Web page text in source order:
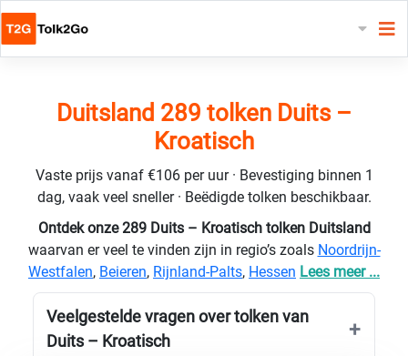
Duitsland 289 tolken Duits –
Kroatisch
Vaste prijs vanaf €106 per uur · Bevestiging binnen 1
dag, vaak veel sneller · Beëdigde tolken beschikbaar.
Ontdek onze 289 Duits – Kroatisch tolken Duitsland
waarvan er veel te vinden zijn in regio’s zoals Noordrijn-
Westfalen, Beieren, Rijnland-Palts, Hessen Lees meer ...
Veelgestelde vragen over tolken van
Duits – Kroatisch